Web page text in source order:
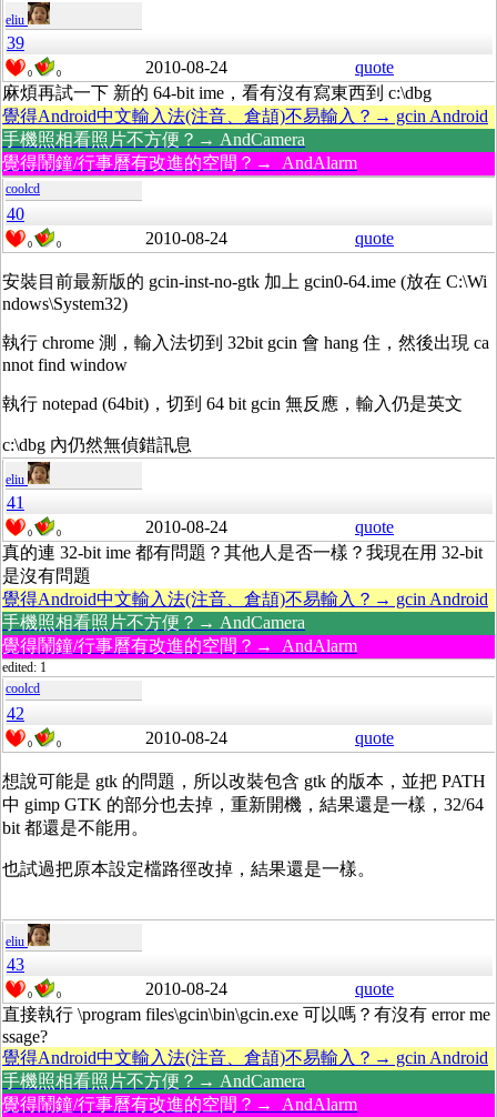
eliu
39
0 0 2010-08-24
quote
麻煩再試一下 新的 64-bit ime，看有沒有寫東西到 c:\dbg
覺得Android中文輸入法(注音、倉頡)不易輸入？→ gcin Android
手機照相看照片不方便？→ AndCamera
覺得鬧鐘/行事曆有改進的空間？→ AndAlarm
coolcd
40
0 0 2010-08-24 quote
安裝目前最新版的 gcin-inst-no-gtk 加上 gcin0-64.ime (放在 C:\Wi
ndows\System32)
執行 chrome 測，輸入法切到 32bit gcin 會 hang 住，然後出現 ca
nnot find window
執行 notepad (64bit)，切到 64 bit gcin 無反應，輸入仍是英文
c:\dbg 內仍然無偵錯訊息
eliu
41
0 0 2010-08-24
quote
真的連 32-bit ime 都有問題？其他人是否一樣？我現在用 32-bit
是沒有問題
覺得Android中文輸入法(注音、倉頡)不易輸入？→ gcin Android
手機照相看照片不方便？→ AndCamera
覺得鬧鐘/行事曆有改進的空間？→ AndAlarm
edited: 1
coolcd
42
0 0 2010-08-24 quote
想說可能是 gtk 的問題，所以改裝包含 gtk 的版本，並把 PATH
中 gimp GTK 的部分也去掉，重新開機，結果還是一樣，32/64
bit 都還是不能用。
也試過把原本設定檔路徑改掉，結果還是一樣。
eliu
43
0 0 2010-08-24
quote
直接執行 \program files\gcin\bin\gcin.exe 可以嗎？有沒有 error me
ssage?
覺得Android中文輸入法(注音、倉頡)不易輸入？→ gcin Android
手機照相看照片不方便？→ AndCamera
覺得鬧鐘/行事曆有改進的空間？→ AndAlarm